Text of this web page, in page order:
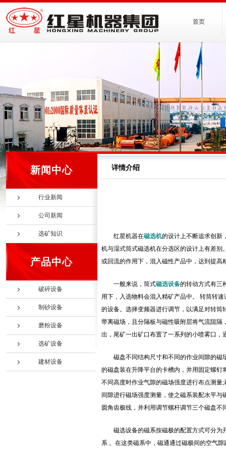
首页
新闻中心
行业新闻
公司新闻
选矿知识
产品中心
破碎设备
制砂设备
磨粉设备
选矿设备
建材设备
详情介绍
红星机器在磁选机的设计上不断追求创新
机与湿式筒式磁选机在分选区的设计上有差
或回流的作用下，混入磁性产品中，达到提高
一般来说，筒式磁选设备的转动方式有三
用下，入选物料会混入精矿产品中。 转筒转
的设备。选择变频器进行调节，以满足对转
带离磁场，且分隔板与磁性吸附层将气流阻
出，尾矿一出矿口布置了一系列的小喷雾口
磁盘不同结构尺寸和不同的作业间隙的
的磁盘装在升降平台的卡槽内，并用固定螺
不同高度时作业气隙的磁场强度进行布点测
间隙进行磁场强度测量，使之磁系装配水平
圆角齿极线，并利用调节螺杆调节三个磁盘
磁选设备的磁系按磁极的配置方式可分
系 。在这类磁系中，磁通通过磁极间的空气